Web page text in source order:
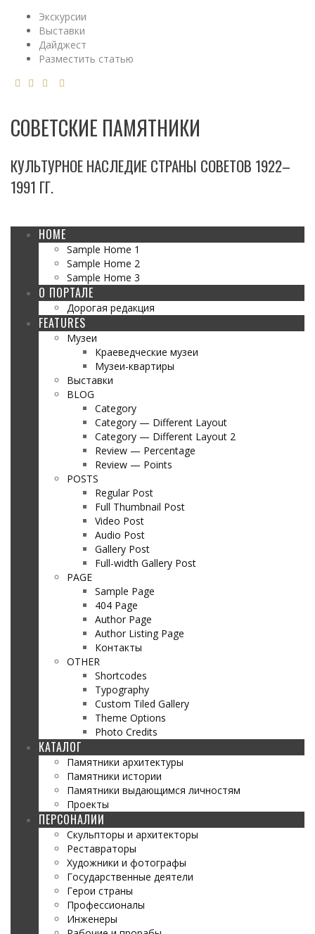
Экскурсии
Выставки
Дайджест
Разместить статью
СОВЕТСКИЕ ПАМЯТНИКИ
КУЛЬТУРНОЕ НАСЛЕДИЕ СТРАНЫ СОВЕТОВ 1922–
1991 ГГ.
HOME
Sample Home 1
Sample Home 2
Sample Home 3
О ПОРТАЛЕ
Дорогая редакция
FEATURES
Музеи
Краеведческие музеи
Музеи-квартиры
Выставки
BLOG
Category
Category — Different Layout
Category — Different Layout 2
Review — Percentage
Review — Points
POSTS
Regular Post
Full Thumbnail Post
Video Post
Audio Post
Gallery Post
Full-width Gallery Post
PAGE
Sample Page
404 Page
Author Page
Author Listing Page
Контакты
OTHER
Shortcodes
Typography
Custom Tiled Gallery
Theme Options
Photo Credits
КАТАЛОГ
Памятники архитектуры
Памятники истории
Памятники выдающимся личностям
Проекты
ПЕРСОНАЛИИ
Скульпторы и архитекторы
Реставраторы
Художники и фотографы
Государственные деятели
Герои страны
Профессионалы
Инженеры